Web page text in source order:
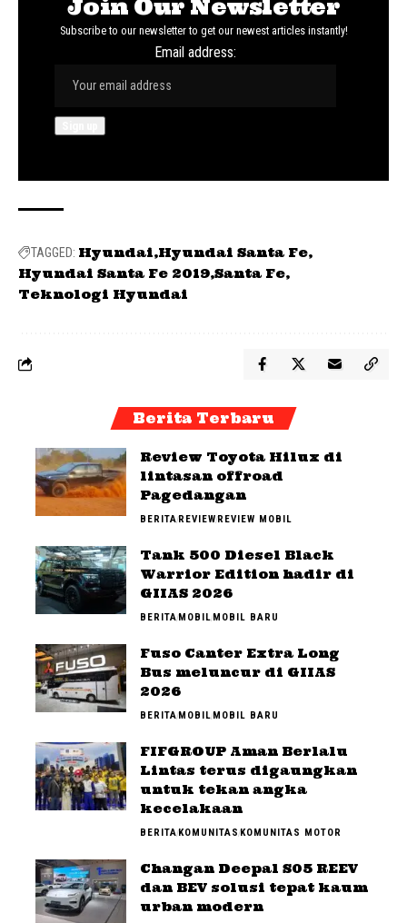
Join Our Newsletter
Subscribe to our newsletter to get our newest articles instantly!
Email address:
TAGGED: Hyundai Hyundai Santa Fe
Hyundai Santa Fe 2019 Santa Fe
Teknologi Hyundai
Berita Terbaru
Review Toyota Hilux di
lintasan offroad
Pagedangan
BERITAREVIEWREVIEW MOBIL
Tank 500 Diesel Black
Warrior Edition hadir di
GIIAS 2026
BERITAMOBILMOBIL BARU
Fuso Canter Extra Long
Bus meluncur di GIIAS
2026
BERITAMOBILMOBIL BARU
FIFGROUP Aman Berlalu
Lintas terus digaungkan
untuk tekan angka
kecelakaan
BERITAKOMUNITASKOMUNITAS MOTOR
Changan Deepal S05 REEV
dan BEV solusi tepat kaum
urban modern